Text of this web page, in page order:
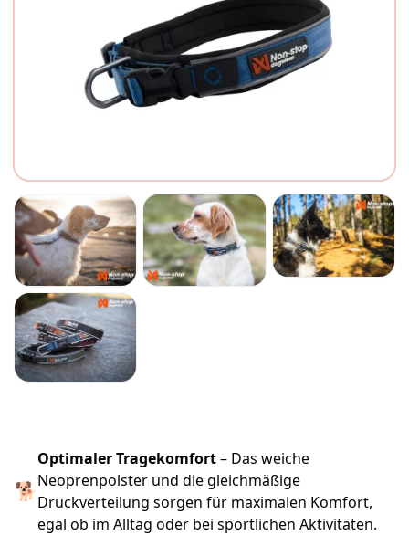
🐕
Optimaler Tragekomfort– Das weiche
Neoprenpolster und die gleichmäßige
Druckverteilung sorgen für maximalen Komfort,
egal ob im Alltag oder bei sportlichen Aktivitäten.